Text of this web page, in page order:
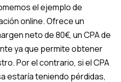
el ejemplo de
online. Ofrece un
neto de 80€, un CPA de
ya que permite obtener
Por el contrario, si el CPA
estaría teniendo pérdidas,